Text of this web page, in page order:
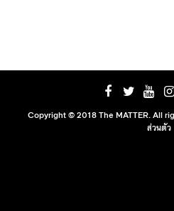
Copyright © 2018 The MATTER. All
ส่วนตัว